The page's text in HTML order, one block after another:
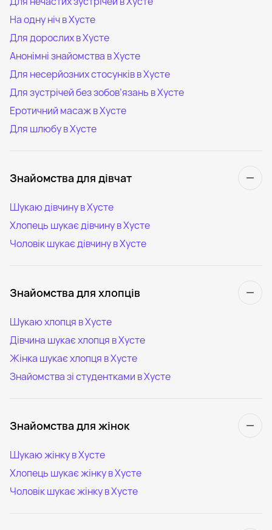
На одну ніч в Хусте
Для дорослих в Хусте
Анонімні знайомства в Хусте
Для несерйозних стосунків в Хусте
Для зустрічей без зобов’язань в Хусте
Еротичний масаж в Хусте
Для шлюбу в Хусте
Знайомства для дівчат
Шукаю дівчину в Хусте
Хлопець шукає дівчину в Хусте
Чоловік шукає дівчину в Хусте
Знайомства для хлопців
Шукаю хлопця в Хусте
Дівчина шукає хлопця в Хусте
Жінка шукає хлопця в Хусте
Знайомства зі студентками в Хусте
Знайомства для жінок
Шукаю жінку в Хусте
Хлопець шукає жінку в Хусте
Чоловік шукає жінку в Хусте